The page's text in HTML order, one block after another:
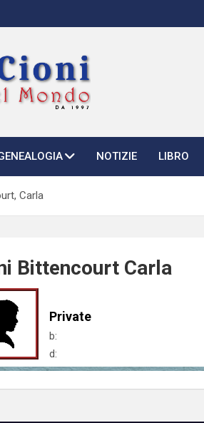
NOTIZIE LIBRO
Carla
Bittencourt Carla
Private
b:
d: